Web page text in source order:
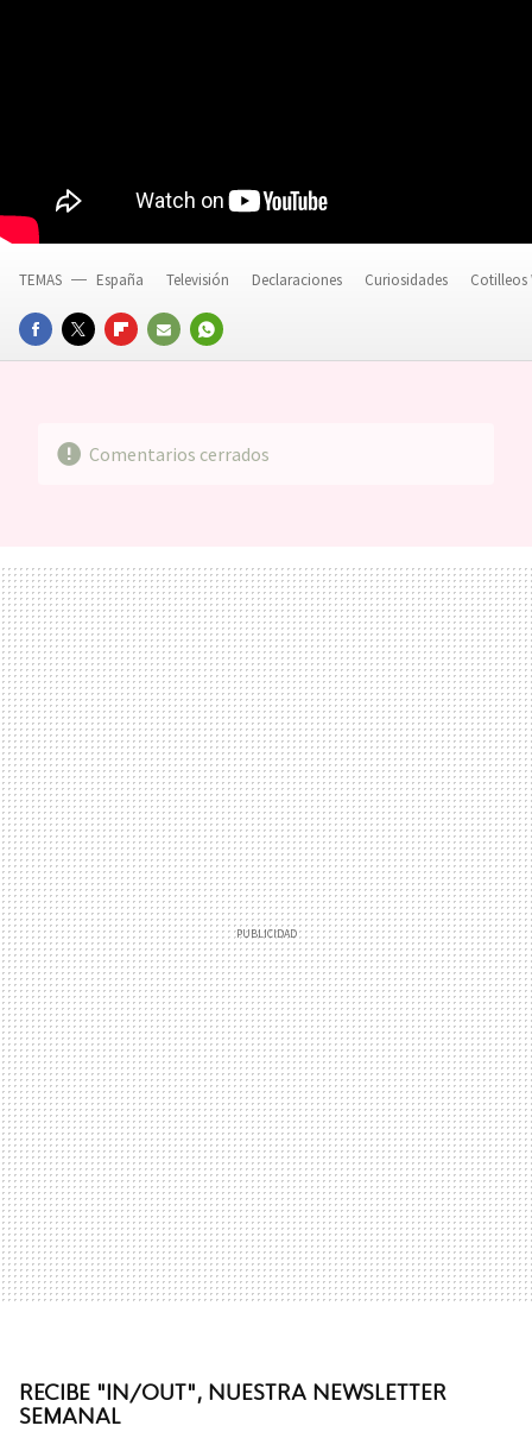
FACEBOOKTWITTERFLIPBOARD
E-
WHATSAPP
TEMAS España Televisión Declaraciones Curiosidades Cotilleos
Comentarios cerrados
RECIBE "IN/OUT", NUESTRA NEWSLETTER
SEMANAL